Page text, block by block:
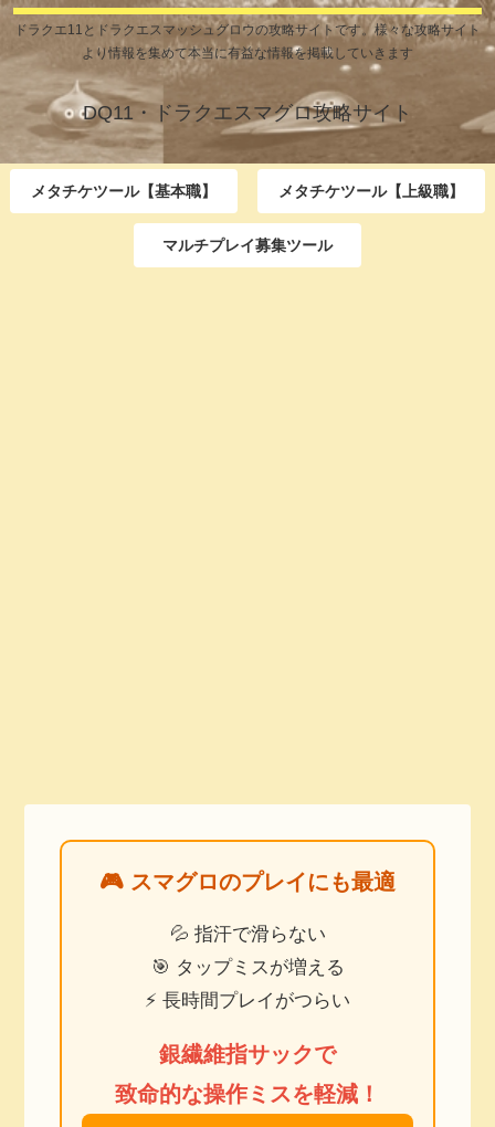
ドラクエ11とドラクエスマッシュグロウの攻略サイトです。様々な攻略サイト
より情報を集めて本当に有益な情報を掲載していきます
DQ11・ドラクエスマグロ攻略サイト
メタチケツール【基本職】 メタチケツール【上級職】
マルチプレイ募集ツール
🎮 スマグロのプレイにも最適
💦 指汗で滑らない
🎯 タップミスが増える
⚡ 長時間プレイがつらい
銀繊維指サックで
致命的な操作ミスを軽減！